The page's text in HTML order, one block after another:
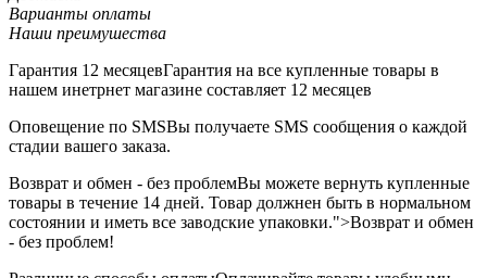
Варианты оплаты
Наши преимушества
Гарантия 12 месяцевГарантия на все купленные товары в
нашем инетрнет магазине составляет 12 месяцев
Оповещение по SMSВы получаете SMS сообщения о каждой
стадии вашего заказа.
Возврат и обмен - без проблемВы можете вернуть купленные
товары в течение 14 дней. Товар должнен быть в нормальном
состоянии и иметь все заводские упаковки.">Возврат и обмен
- без проблем!